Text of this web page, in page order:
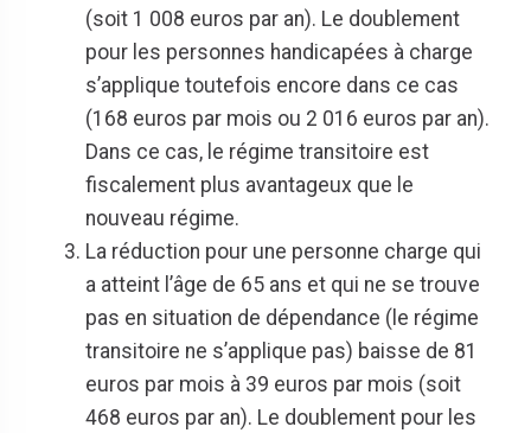
(soit 1 008 euros par an). Le doublement
pour les personnes handicapées à charge
s’applique toutefois encore dans ce cas
(168 euros par mois ou 2 016 euros par an).
Dans ce cas, le régime transitoire est
fiscalement plus avantageux que le
nouveau régime.
La réduction pour une personne charge qui
a atteint l’âge de 65 ans et qui ne se trouve
pas en situation de dépendance (le régime
transitoire ne s’applique pas) baisse de 81
euros par mois à 39 euros par mois (soit
468 euros par an). Le doublement pour les